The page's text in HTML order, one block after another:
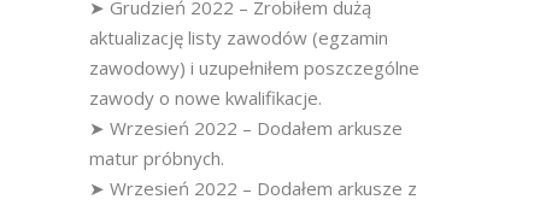
➤ Grudzień 2022 – Zrobiłem dużą
aktualizację listy zawodów (egzamin
zawodowy) i uzupełniłem poszczególne
zawody o nowe kwalifikacje.
➤ Wrzesień 2022 – Dodałem arkusze
matur próbnych.
➤ Wrzesień 2022 – Dodałem arkusze z